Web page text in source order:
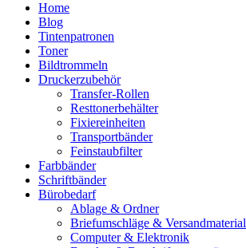
Home
Blog
Tintenpatronen
Toner
Bildtrommeln
Druckerzubehör
Transfer-Rollen
Resttonerbehälter
Fixiereinheiten
Transportbänder
Feinstaubfilter
Farbbänder
Schriftbänder
Bürobedarf
Ablage & Ordner
Briefumschläge & Versandmaterial
Computer & Elektronik